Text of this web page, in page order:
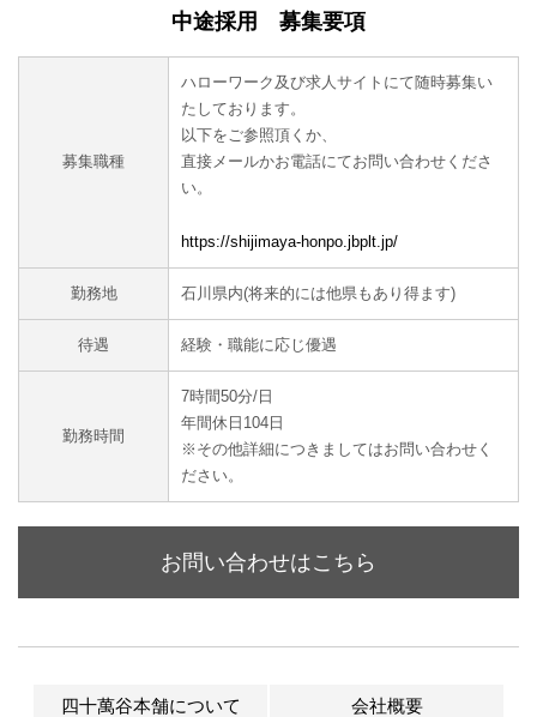
中途採用 募集要項
募集職種
ハローワーク及び求人サイトにて随時募集い
たしております。
以下をご参照頂くか、
直接メールかお電話にてお問い合わせくださ
い。
https://shijimaya-honpo.jbplt.jp/
勤務地 石川県内(将来的には他県もあり得ます)
待遇 経験・職能に応じ優遇
勤務時間
7時間50分/日
年間休日104日
※その他詳細につきましてはお問い合わせく
ださい。
お問い合わせはこちら
四十萬谷本舗について 会社概要